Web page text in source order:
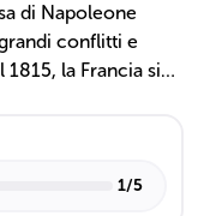
di Napoleone
conflitti e
la Francia si
sono solo alcuni
1/5